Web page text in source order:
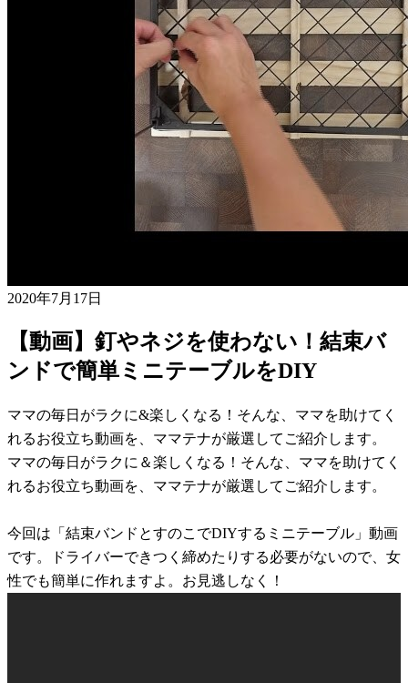
2020年7月17日
【動画】釘やネジを使わない！結束バ
ンドで簡単ミニテーブルをDIY
ママの毎日がラクに&楽しくなる！そんな、ママを助けてく
れるお役立ち動画を、ママテナが厳選してご紹介します。
ママの毎日がラクに＆楽しくなる！そんな、ママを助けてく
れるお役立ち動画を、ママテナが厳選してご紹介します。
今回は「結束バンドとすのこでDIYするミニテーブル」動画
です。ドライバーできつく締めたりする必要がないので、女
性でも簡単に作れますよ。お見逃しなく！